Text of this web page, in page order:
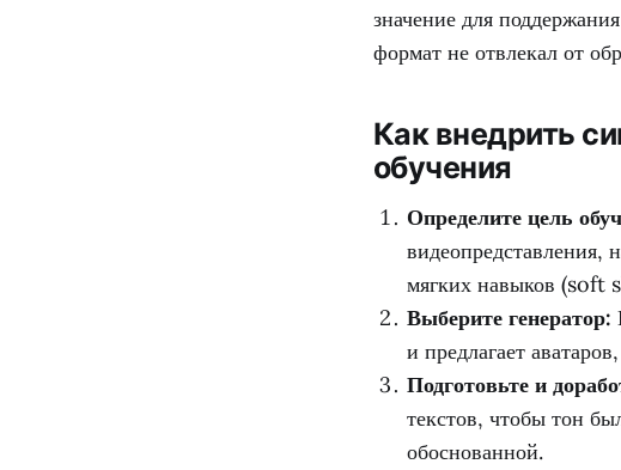
значение для
формат не отвлекал от
Как внедрить
обучения
Определите цель
видеопредставления,
мягких навыков (soft
Выберите генератор:
и предлагает
Подготовьте и
текстов, чтобы тон
обоснованной.